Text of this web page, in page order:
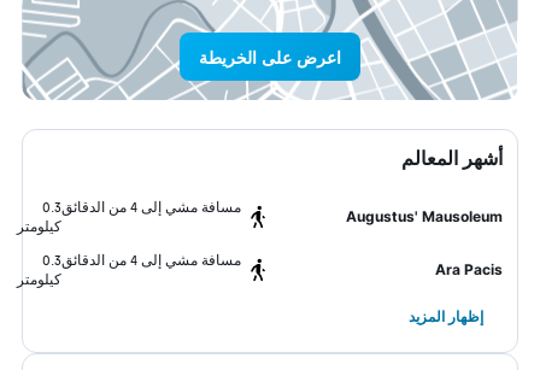
اعرض على الخريطة
أشهر المعالم
Augustus' Mausoleum
مسافة مشي إلى 4 من الدقائق
0.3
كيلومتر
Ara Pacis
مسافة مشي إلى 4 من الدقائق
0.3
كيلومتر
إظهار المزيد